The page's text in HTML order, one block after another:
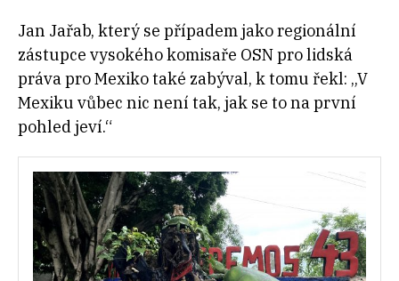
Jan Jařab, který se případem jako regionální
zástupce vysokého komisaře OSN pro lidská
práva pro Mexiko také zabýval, k tomu řekl: „V
Mexiku vůbec nic není tak, jak se to na první
pohled jeví.“